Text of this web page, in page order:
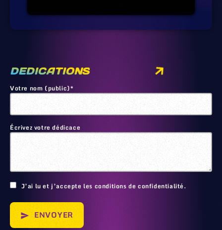
DEDICATIONS
Votre nom (public)*
Écrivez votre dédicace
J’ai lu et j’accepte les conditions de confidentialité.
send ENVOYER